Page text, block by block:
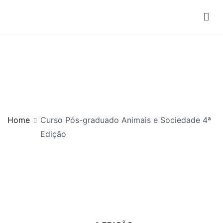
Home
Curso Pós-graduado Animais e Sociedade 4ª
Edição